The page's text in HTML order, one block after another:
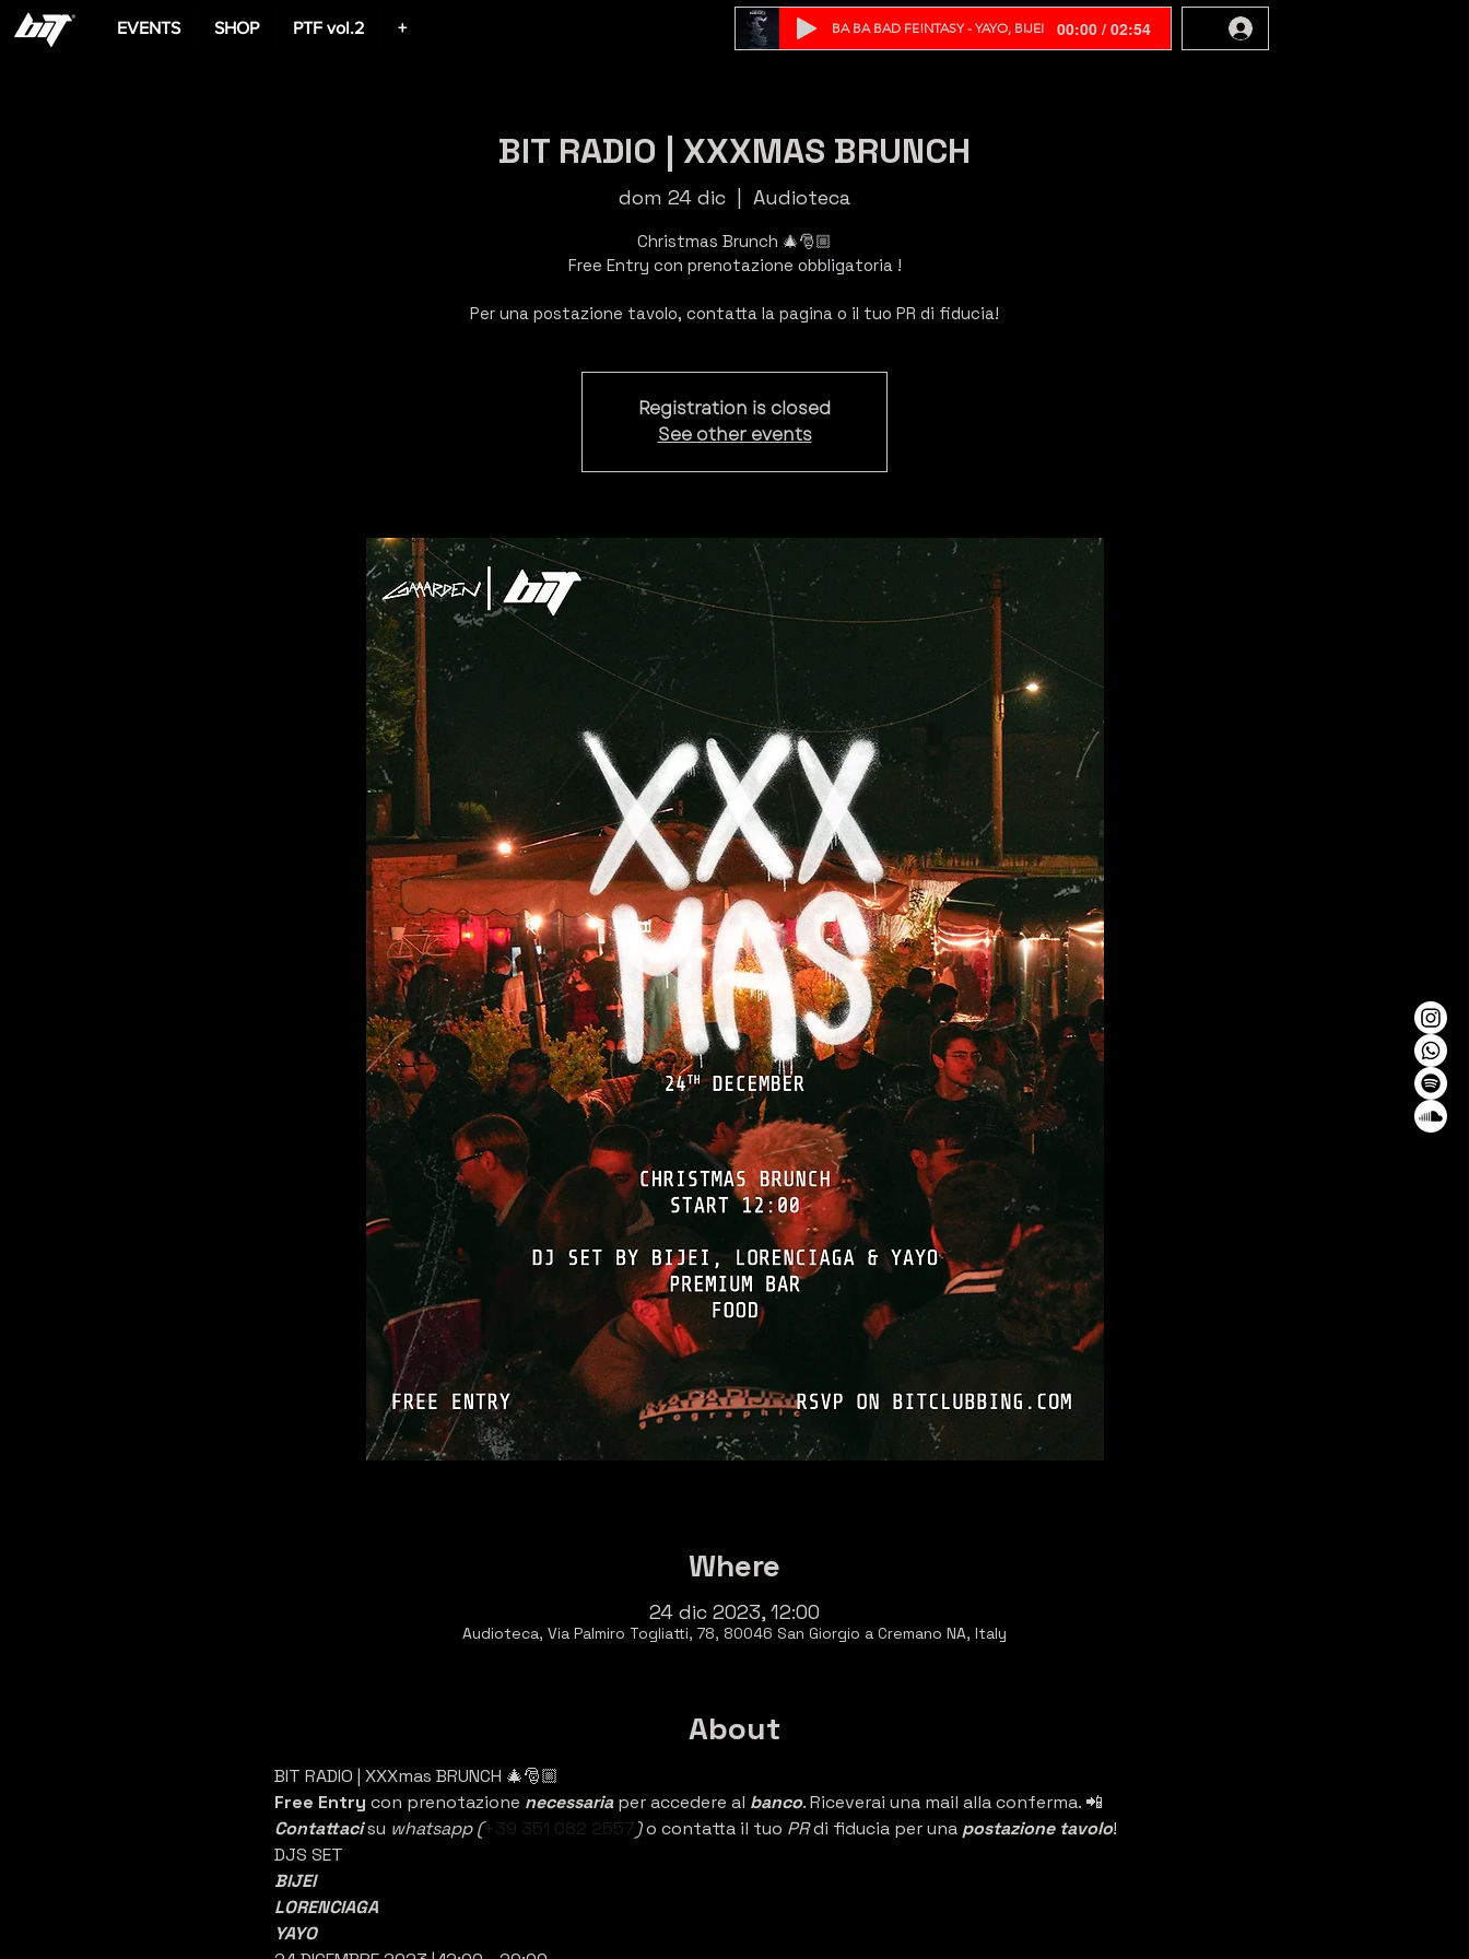
EVENTS SHOP PTF vol.2 + BA BA BAD FE!NTASY - YAYO, BIJEI 00:00 / 02:54
BIT RADIO | XXXMAS BRUNCH
dom 24 dic Audioteca
Christmas Brunch 🎄🎅🏼
Free Entry con prenotazione obbligatoria !
Per una postazione tavolo, contatta la pagina o il tuo PR di fiducia!
Registration is closed
See other events
Where
24 dic 2023, 12:00
Audioteca, Via Palmiro Togliatti, 78, 80046 San Giorgio a Cremano NA, Italy
About
BIT RADIO | XXXmas BRUNCH 🎄🎅🏼
Free Entry con prenotazione necessaria per accedere al banco. Riceverai una mail alla conferma. 📲
Contattaci su whatsapp (+39 351 082 2557) o contatta il tuo PR di fiducia per una postazione tavolo!
DJS SET
BIJEI
LORENCIAGA
YAYO